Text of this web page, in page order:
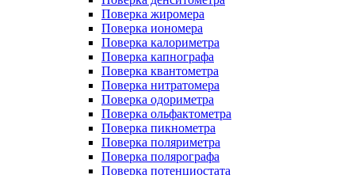
Поверка жиромера
Поверка иономера
Поверка калориметра
Поверка капнографа
Поверка квантометра
Поверка нитратомера
Поверка одориметра
Поверка ольфактометра
Поверка пикнометра
Поверка поляриметра
Поверка полярографа
Поверка потенциостата